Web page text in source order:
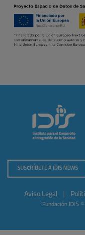
SUSCRÍBETE A IDIS NEWS
Aviso Legal
Fundación IDIS